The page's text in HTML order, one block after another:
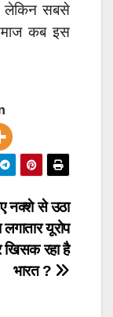
लेकिन सबसे
कब इस
नक्शे से उठा
यूरोप
रहा है
भारत ?